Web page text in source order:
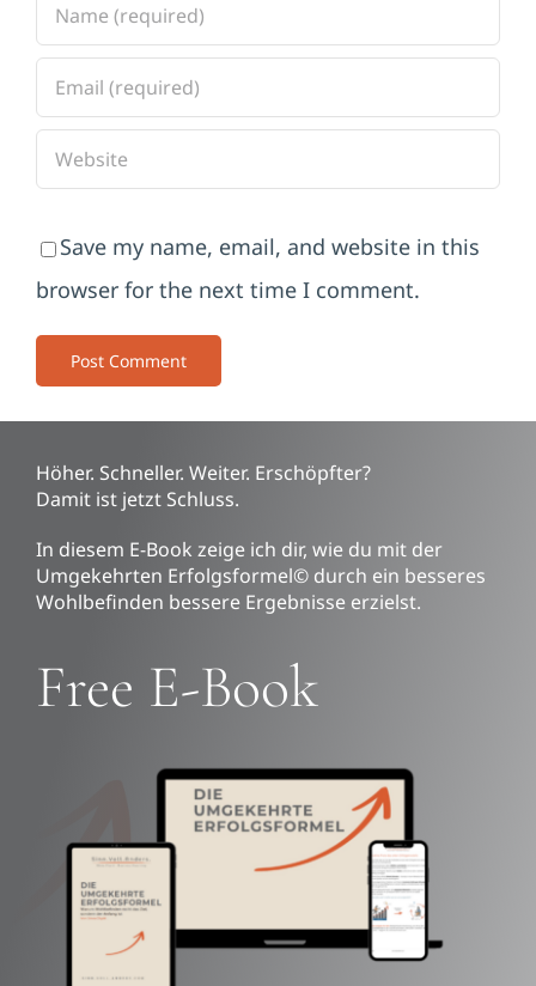
Save my name, email, and website in this
browser for the next time I comment.
Höher. Schneller. Weiter. Erschöpfter?
Damit ist jetzt Schluss.
In diesem E-Book zeige ich dir, wie du mit der
Umgekehrten Erfolgsformel© durch ein besseres
Wohlbefinden bessere Ergebnisse erzielst.
Free E-Book